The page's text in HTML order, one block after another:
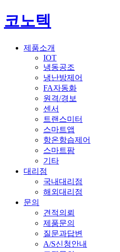
코노텍
제품소개
IOT
냉동공조
냉난방제어
FA자동화
원격/경보
센서
트랜스미터
스마트앱
항온항습제어
스마트팜
기타
대리점
국내대리점
해외대리점
문의
견적의뢰
제품문의
질문과답변
A/S신청안내